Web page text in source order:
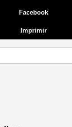
Facebook
Imprimir